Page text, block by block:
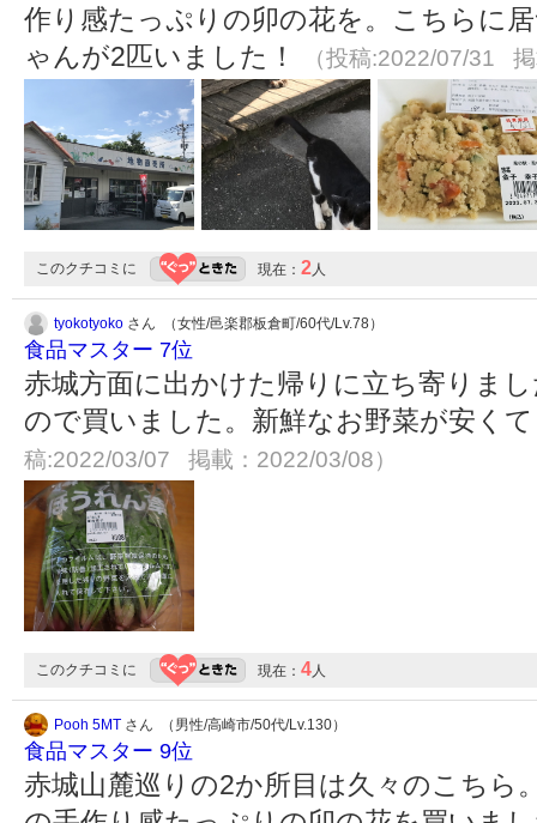
作り感たっぷりの卯の花を。こちらに
ゃんが2匹いました！
（投稿:2022/07/31
このクチコミに 現在： 2人
tyokotyoko さん （女性/邑楽郡板倉町/60代/Lv.78）
食品マスター 7位
赤城方面に出かけた帰りに立ち寄りま
ので買いました。新鮮なお野菜が安く
稿:2022/03/07 掲載：2022/03/08）
このクチコミに 現在： 4人
Pooh 5MT さん （男性/高崎市/50代/Lv.130）
食品マスター 9位
赤城山麓巡りの2か所目は久々のこちら